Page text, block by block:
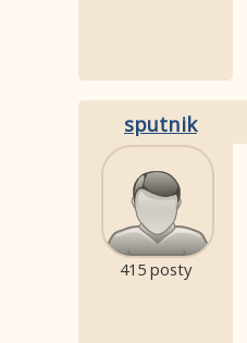
sputnik
415 posty